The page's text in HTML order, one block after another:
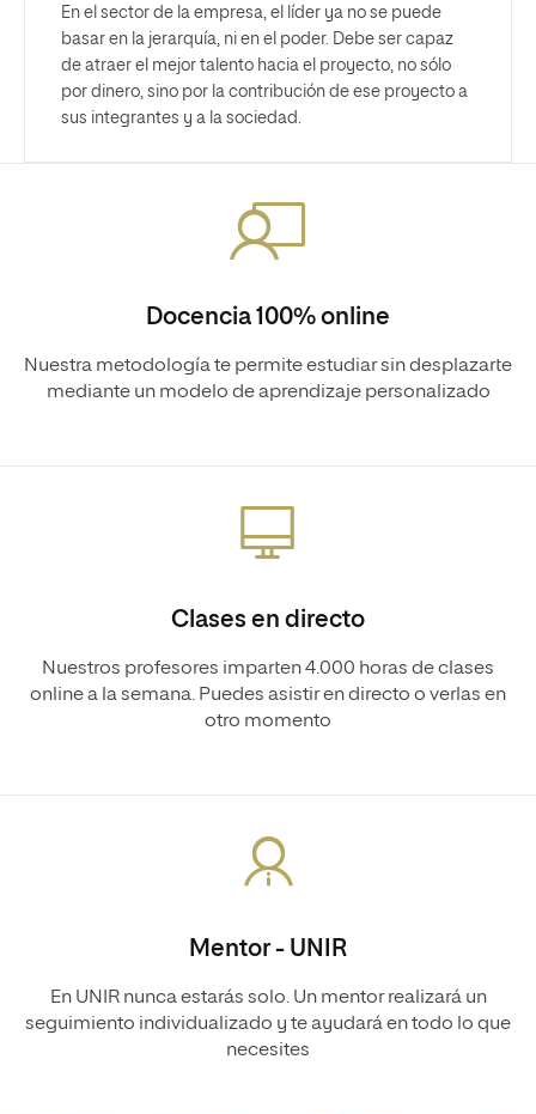
En el sector de la empresa, el líder ya no se puede
basar en la jerarquía, ni en el poder. Debe ser capaz
de atraer el mejor talento hacia el proyecto, no sólo
por dinero, sino por la contribución de ese proyecto a
sus integrantes y a la sociedad.
Docencia 100% online
Nuestra metodología te permite estudiar sin desplazarte
mediante un modelo de aprendizaje personalizado
Clases en directo
Nuestros profesores imparten 4.000 horas de clases
online a la semana. Puedes asistir en directo o verlas en
otro momento
Mentor - UNIR
En UNIR nunca estarás solo. Un mentor realizará un
seguimiento individualizado y te ayudará en todo lo que
necesites